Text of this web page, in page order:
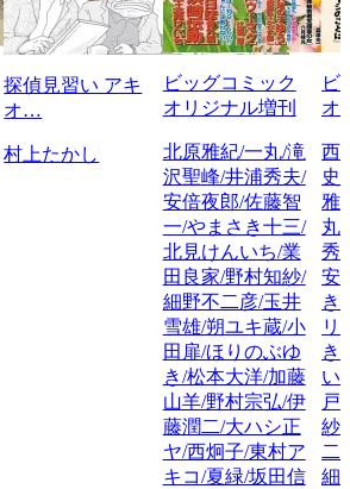
探偵見習い アキ
オ…
村上たかし
ビッグコミック
オリジナル増刊
北原雅紀/一丸/滝
沢聖峰/井浦秀夫/
安倍夜郎/佐藤智
一/やまさき十三/
北見けんいち/業
田良家/野村知紗/
細野不二彦/玉井
雪雄/朔ユキ蔵/小
田扉/ほりのぶゆ
き/松本大洋/加藤
山羊/野村宗弘/伊
藤潤二/大ハシ正
ヤ/西炯子/東村ア
キコ/夏緑/坂田信
ビ
オ
西
史
雅
丸
秀
安
き
リ
き
い
戸
紗/
二
細